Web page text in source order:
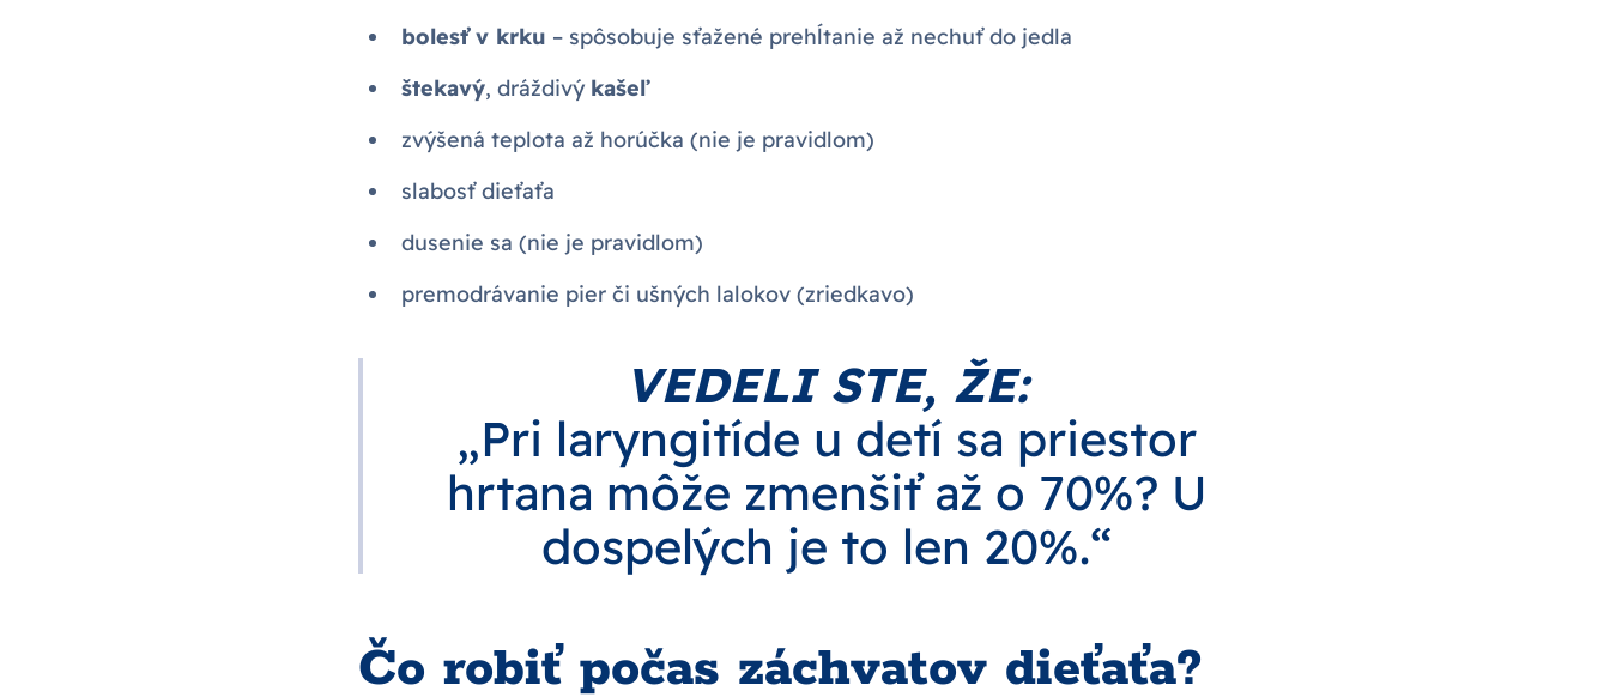
bolesť v krku – spôsobuje sťažené prehĺtanie až nechuť do jedla
štekavý, dráždivý kašeľ
zvýšená teplota až horúčka (nie je pravidlom)
slabosť dieťaťa
dusenie sa (nie je pravidlom)
premodrávanie pier či ušných lalokov (zriedkavo)
VEDELI STE, ŽE:
„Pri laryngitíde u detí sa priestor
hrtana môže zmenšiť až o 70%? U
dospelých je to len 20%.“
Čo robiť počas záchvatov dieťaťa?